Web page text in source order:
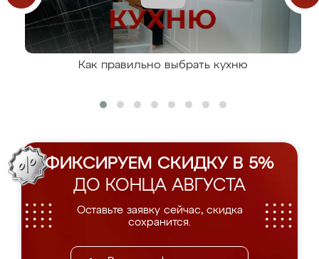
Как правильно выбрать кухню
ФИКСИРУЕМ СКИДКУ В 5%
ДО КОНЦА АВГУСТА
Оставьте заявку сейчас, скидка
сохранится.